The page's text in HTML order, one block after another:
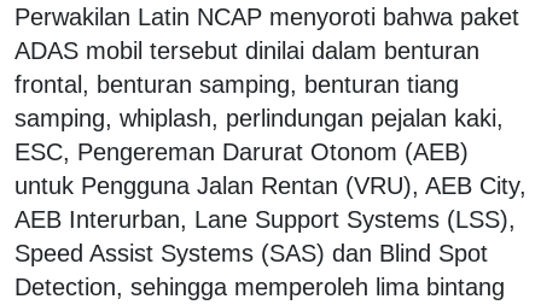
Perwakilan Latin NCAP menyoroti bahwa paket
ADAS mobil tersebut dinilai dalam benturan
frontal, benturan samping, benturan tiang
samping, whiplash, perlindungan pejalan kaki,
ESC, Pengereman Darurat Otonom (AEB)
untuk Pengguna Jalan Rentan (VRU), AEB City,
AEB Interurban, Lane Support Systems (LSS),
Speed ​​Assist Systems (SAS) dan Blind Spot
Detection, sehingga memperoleh lima bintang